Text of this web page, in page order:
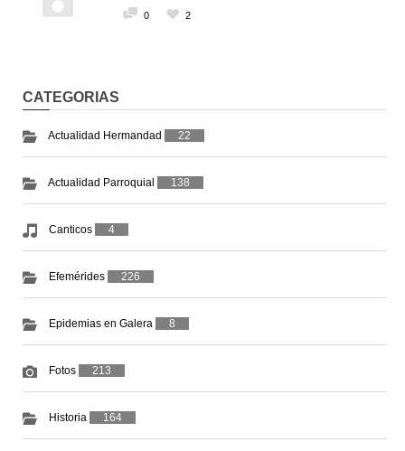
0 2
CATEGORIAS
Actualidad Hermandad 22
Actualidad Parroquial 138
Canticos 4
Efemérides 226
Epidemias en Galera 8
Fotos 213
Historia 164